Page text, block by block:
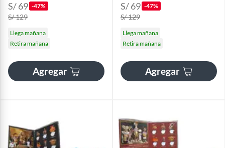
S/ 69 -47%
S/ 129
Llega mañana
Retira mañana
Agregar
S/ 69 -47%
S/ 129
Llega mañana
Retira mañana
Agregar